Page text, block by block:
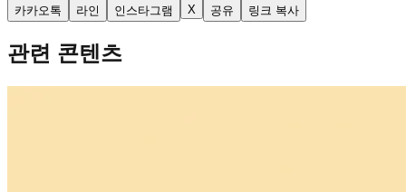
카카오톡 라인 인스타그램 X 공유 링크 복사
관련 콘텐츠